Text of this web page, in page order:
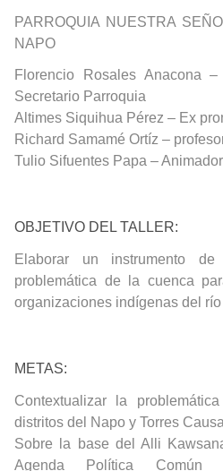
PARROQUIA NUESTRA
NAPO
Florencio Rosales Anacona
Secretario Parroquia
Altimes Siquihua Pérez – Ex
Richard Samamé Ortíz –
Tulio Sifuentes Papa –
OBJETIVO DEL TALLER:
Elaborar un instrumento
problemática de la cuenca
organizaciones indígenas del
METAS:
Contextualizar la
distritos del Napo y Torres
Sobre la base del Alli
Agenda Política Común